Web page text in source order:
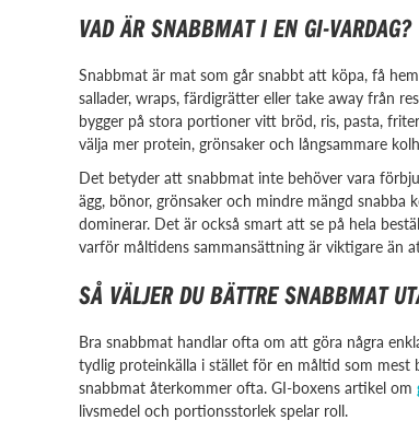
VAD ÄR SNABBMAT I EN GI-VARDAG?
Snabbmat är mat som går snabbt att köpa, få
sallader, wraps, färdigrätter eller take away från
bygger på stora portioner vitt bröd, ris, pasta,
välja mer protein, grönsaker och långsammare
Det betyder att snabbmat inte behöver vara
ägg, bönor, grönsaker och mindre mängd
dominerar. Det är också smart att se på hela
varför måltidens sammansättning är viktigare än
SÅ VÄLJER DU BÄTTRE SNABBMAT
Bra snabbmat handlar ofta om att göra några
tydlig proteinkälla i stället för en måltid som mest
snabbmat återkommer ofta. GI-boxens artikel om
livsmedel och portionsstorlek spelar roll.